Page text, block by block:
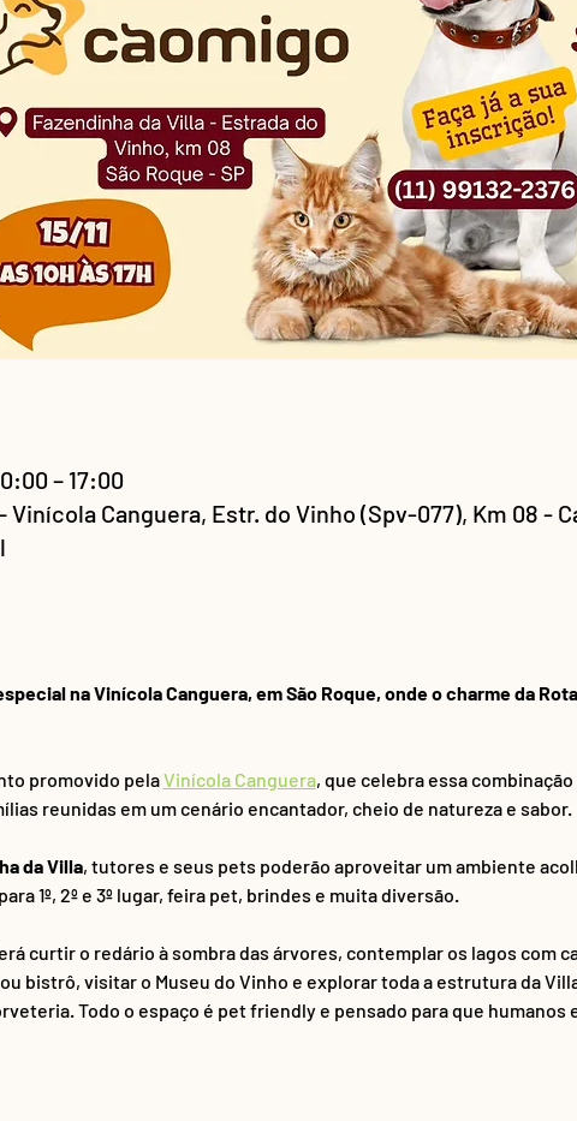
– 17:00
Vinícola Canguera, Estr. do Vinho (Spv-077), Km 08 -
na Vinícola Canguera, em São Roque, onde o charme da
promovido pela Vinícola Canguera, que celebra essa
reunidas em um cenário encantador, cheio de natureza e sabor.
da Villa, tutores e seus pets poderão aproveitar um ambiente
1º, 2º e 3º lugar, feira pet, brindes e muita diversão.
curtir o redário à sombra das árvores, contemplar os lagos com
bistrô, visitar o Museu do Vinho e explorar toda a estrutura da
Todo o espaço é pet friendly e pensado para que